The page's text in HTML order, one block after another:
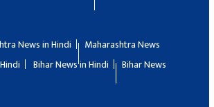
News in Hindi
Maharashtra News
Bihar News in Hindi
Bihar News